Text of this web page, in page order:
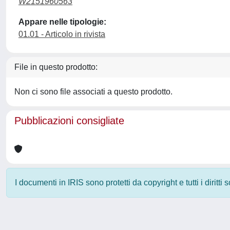
Appare nelle tipologie:
01.01 - Articolo in rivista
File in questo prodotto:
Non ci sono file associati a questo prodotto.
Pubblicazioni consigliate
I documenti in IRIS sono protetti da copyright e tutti i diritti